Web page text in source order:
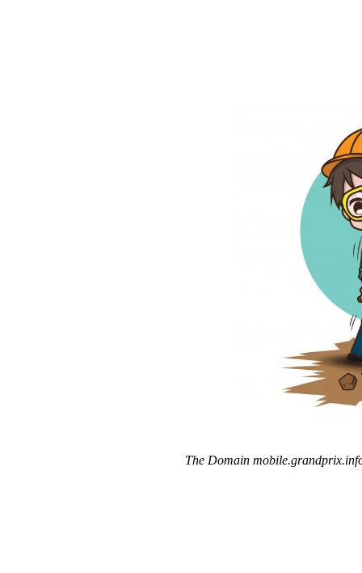
The Domain